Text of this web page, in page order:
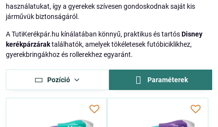
használatukat, így a gyerekek szívesen gondoskodnak saját kis
járművük biztonságáról.
A TutiKerékpár.hu kínálatában könnyű, praktikus és tartósDisney
kerékpárzáraktalálhatók, amelyek tökéletesek futóbiciklikhez,
gyerekbringákhoz és rollerekhez egyaránt.
Pozíció Paraméterek